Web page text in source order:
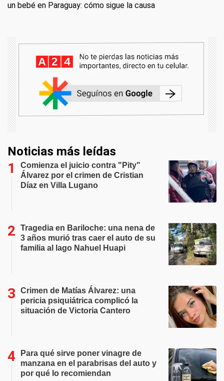
un bebé en Paraguay: cómo sigue la causa
Noticias más leídas
Comienza el juicio contra "Pity"
Álvarez por el crimen de Cristian
Díaz en Villa Lugano
Tragedia en Bariloche: una nena de
3 años murió tras caer el auto de su
familia al lago Nahuel Huapi
Crimen de Matías Álvarez: una
pericia psiquiátrica complicó la
situación de Victoria Cantero
Para qué sirve poner vinagre de
manzana en el parabrisas del auto y
por qué lo recomiendan